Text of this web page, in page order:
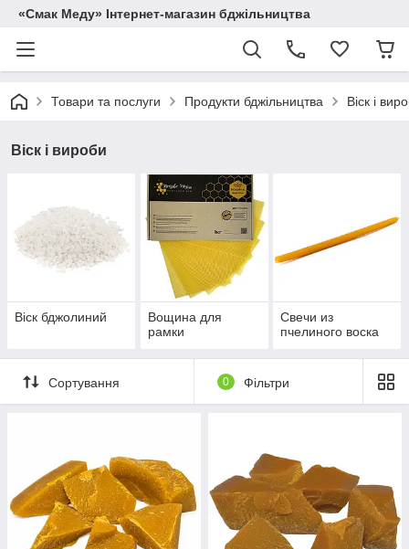
«Смак Меду» Інтернет-магазин бджільництва
Товари та послуги Продукти бджільництва Віск і
Віск і вироби
Віск бджолиний
Вощина для
рамки
Свечи из
пчелиного воска
Сортування 0 Фільтри